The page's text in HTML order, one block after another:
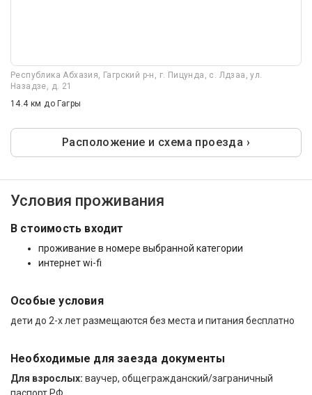
Республика Абхазия, Гагрский р-н, г. Пицунда, с. Лдзаа, ул.
Назадзе, д. 21
14.4 кмдо Гагры
Расположение и схема проезда ›
Условия проживания
В стоимость входит
проживание в номере выбранной категории
интернет wi-fi
Особые условия
дети до 2-х лет размещаются без места и питания бесплатно
Необходимые для заезда документы
Для взрослых: ваучер, общегражданский/заграничный